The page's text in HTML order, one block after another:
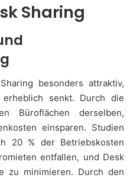
Sharing
besonders attraktiv,
erheblich senkt. Durch die
Büroflächen derselben,
einsparen. Studien
20 % der Betriebskosten
entfallen, und Desk
zu minimieren. Durch den